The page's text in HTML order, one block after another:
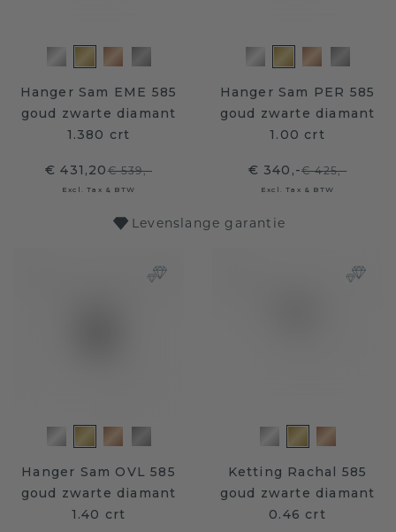
Hanger Sam EME 585
goud zwarte diamant
1.380 crt
€ 431,20€ 539,-
Excl. Tax & BTW
Hanger Sam PER 585
goud zwarte diamant
1.00 crt
€ 340,-€ 425,-
Excl. Tax & BTW
Levenslange garantie
Hanger Sam OVL 585
goud zwarte diamant
1.40 crt
Ketting Rachal 585
goud zwarte diamant
0.46 crt